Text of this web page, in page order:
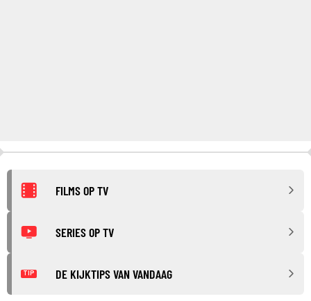
FILMS OP TV
SERIES OP TV
TIP DE KIJKTIPS VAN VANDAAG